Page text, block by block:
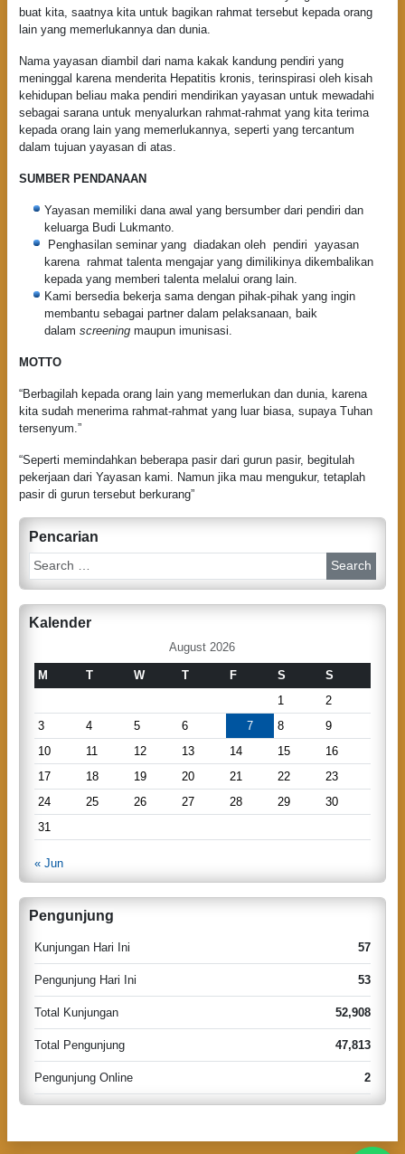
buat kita, saatnya kita untuk bagikan rahmat tersebut kepada orang
lain yang memerlukannya dan dunia.
Nama yayasan diambil dari nama kakak kandung pendiri yang
meninggal karena menderita Hepatitis kronis, terinspirasi oleh kisah
kehidupan beliau maka pendiri mendirikan yayasan untuk mewadahi
sebagai sarana untuk menyalurkan rahmat-rahmat yang kita terima
kepada orang lain yang memerlukannya, seperti yang tercantum
dalam tujuan yayasan di atas.
SUMBER PENDANAAN
Yayasan memiliki dana awal yang bersumber dari pendiri dan
keluarga Budi Lukmanto.
Penghasilan seminar yang diadakan oleh pendiri yayasan
karena rahmat talenta mengajar yang dimilikinya dikembalikan
kepada yang memberi talenta melalui orang lain.
Kami bersedia bekerja sama dengan pihak-pihak yang ingin
membantu sebagai partner dalam pelaksanaan, baik
dalam screening maupun imunisasi.
MOTTO
“Berbagilah kepada orang lain yang memerlukan dan dunia, karena
kita sudah menerima rahmat-rahmat yang luar biasa, supaya Tuhan
tersenyum.”
“Seperti memindahkan beberapa pasir dari gurun pasir, begitulah
pekerjaan dari Yayasan kami. Namun jika mau mengukur, tetaplah
pasir di gurun tersebut berkurang”
Pencarian
S
e
a
cKalender
August 2026
M T W T F S
S
1
2
3
4 5 6 7 8
9
10
11 12 13 14 15
16
17
18 19 20 21 22
23
24
25 26 27 28 29
30
31
« Jun
Pengunjung
Kunjungan Hari Ini 57
Pengunjung Hari Ini 53
Total Kunjungan 52,908
Total Pengunjung 47,813
Pengunjung Online 2